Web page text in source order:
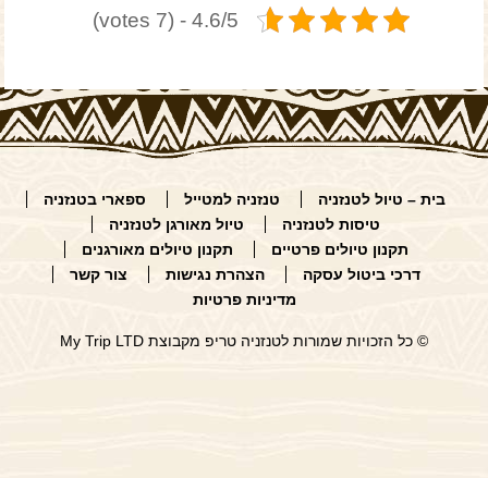
4.6/5 - (7 votes)
בית – טיול לטנזניה טנזניה למטייל
ספארי בטנזניה
טיסות לטנזניה
טיול מאורגן לטנזניה
תקנון טיולים פרטיים
תקנון טיולים מאורגנים
דרכי ביטול עסקה
הצהרת נגישות
צור קשר
מדיניות פרטיות
© כל הזכויות שמורות לטנזניה טריפ מקבוצת My Trip LTD